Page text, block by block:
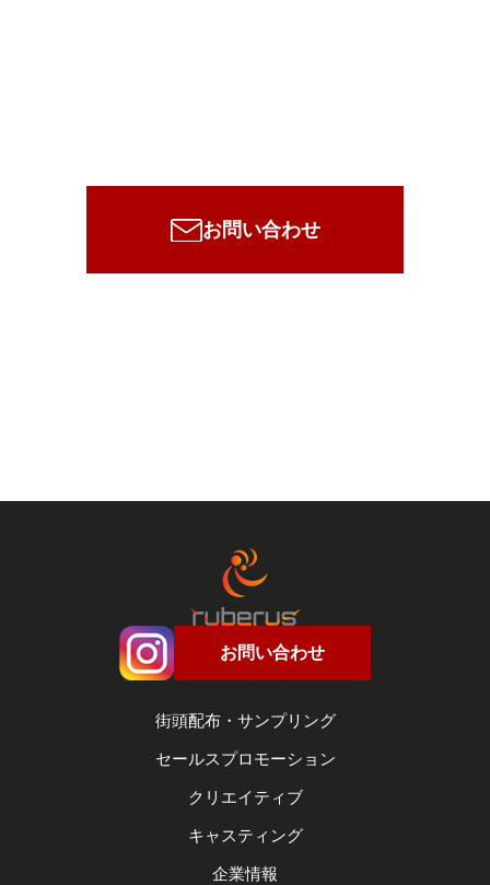
お問い合わせ
お問い合わせ
街頭配布・サンプリング
セールスプロモーション
クリエイティブ
キャスティング
企業情報